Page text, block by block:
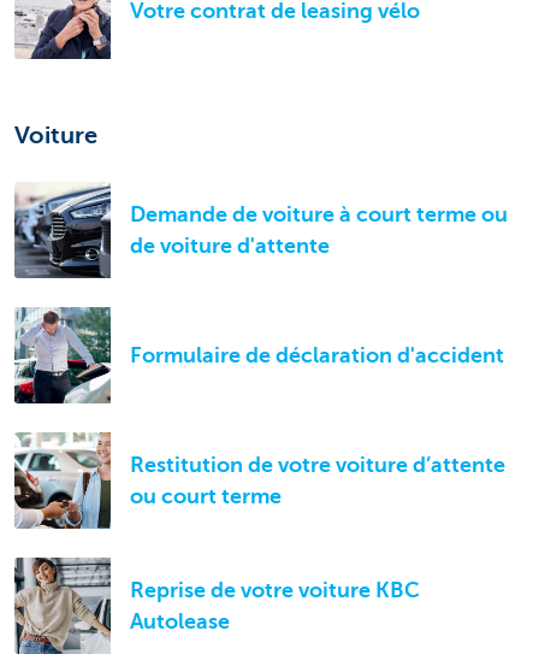
Votre contrat de leasing vélo
Voiture
Demande de voiture à court terme ou
de voiture d'attente
Formulaire de déclaration d'accident
Restitution de votre voiture d’attente
ou court terme
Reprise de votre voiture KBC
Autolease